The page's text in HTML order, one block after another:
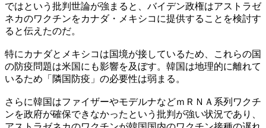
ではという批判世論が強まると、バイデン政権はアストラゼ
ネカのワクチンをカナダ・メキシコに提供することを検討す
ると伝えたのだ。
特にカナダとメキシコは国境が接しているため、これらの国
の防疫問題は米国にも影響を及ぼす。韓国は地理的に離れて
いるため「隣国防疫」の必要性は弱まる。
さらに韓国はファイザーやモデルナなどｍＲＮＡ系列ワクチ
ンを政府が確保できなかったという批判が強い状況であり、